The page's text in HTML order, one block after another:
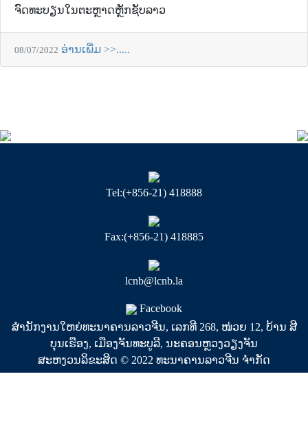
ຈົດທະບຽນໃນຕະຫຼາດຫຼັກຊັບລາວ
08/07/2022 ອ່ານເພີ່ມ >>.....
Tel:(+856-21) 418888
Fax:(+856-21) 418885
lcnb@lcnb.la
Facebook
ສຳນັກງານໃຫຍ່ທະນາຄານລາວຈີນ, ເລກທີ 268, ໜ່ວຍ 12, ບ້ານ ສີ
ບຸນເຮືອງ, ເມືອງຈັນທະບູລີ, ນະຄອນຫຼວງວຽງຈັນ
ສະຫງວນລິຂະສິດ © 2022 ທະນາຄານລາວຈີນ ຈໍາກັດ